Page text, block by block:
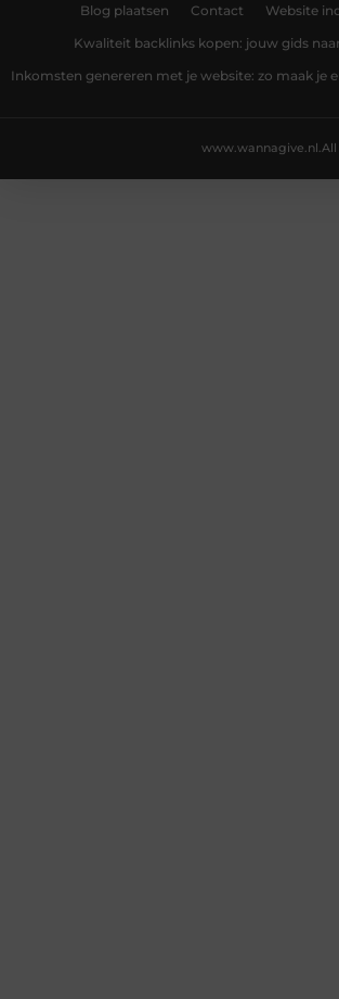
Blog plaatsen Contact Website
Kwaliteit backlinks kopen: jouw gids
Inkomsten genereren met je website: zo maak je
All
www.wannagive.nl.